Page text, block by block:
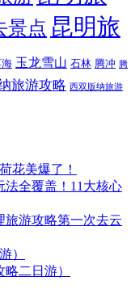
景点 昆明旅
玉龙雪山 石林 腾冲 腾
旅游攻略 西双版纳旅游
花美爆了！
法全覆盖！11大核心
旅游攻略第一次去云
）
二日游）